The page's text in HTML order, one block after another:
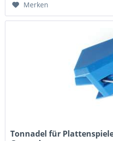
Merken
Tonnadel für